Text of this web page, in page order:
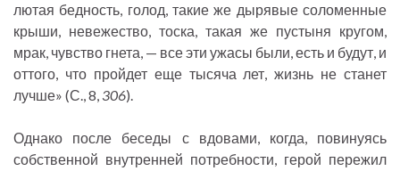
лютая бедность, голод, такие же дырявые соломенные
крыши, невежество, тоска, такая же пустыня кругом,
мрак, чувство гнета, — все эти ужасы были, есть и будут, и
оттого, что пройдет еще тысяча лет, жизнь не станет
лучше» (С., 8, 306).
Однако после беседы с вдовами, когда, повинуясь
собственной внутренней потребности, герой пережил